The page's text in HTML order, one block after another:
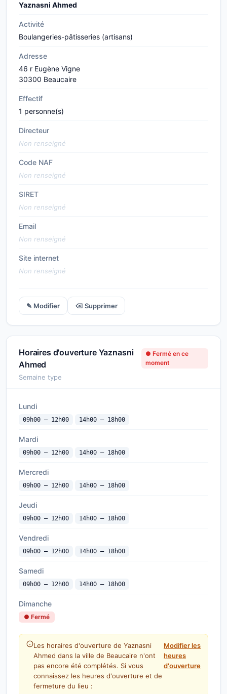
Yaznasni Ahmed
Activité
Boulangeries-pâtisseries (artisans)
Adresse
46 r Eugène Vigne
30300 Beaucaire
Effectif
1 personne(s)
Directeur
Non renseigné
Code NAF
Non renseigné
SIRET
Non renseigné
Email
Non renseigné
Site internet
Non renseigné
✎ Modifier ⌫ Supprimer
Horaires d'ouverture Yaznasni
Ahmed
● Fermé en ce
moment
Semaine type
Lundi
09h00 — 12h00 14h00 — 18h00
Mardi
09h00 — 12h00 14h00 — 18h00
Mercredi
09h00 — 12h00 14h00 — 18h00
Jeudi
09h00 — 12h00 14h00 — 18h00
Vendredi
09h00 — 12h00 14h00 — 18h00
Samedi
09h00 — 12h00 14h00 — 18h00
Dimanche
● Fermé
Les horaires d'ouverture de Yaznasni
Ahmed dans la ville de Beaucaire n'ont
pas encore été complétés. Si vous
connaissez les heures d'ouverture et de
fermeture du lieu :
Modifier les
heures
d'ouverture